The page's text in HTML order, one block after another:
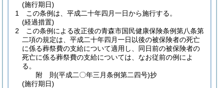
(施行期日)
1
この条例は、平成二十年四月一日から施行する。
(経過措置)
2
この条例による改正後の青森市国民健康保険条例第八条第
二項の規定は、平成二十年四月一日以後の被保険者の死亡
に係る葬祭費の支給について適用し、同日前の被保険者の
死亡に係る葬祭費の支給については、なお従前の例によ
る。
附 則(平成二〇年三月条例第二四号)抄
(施行期日)